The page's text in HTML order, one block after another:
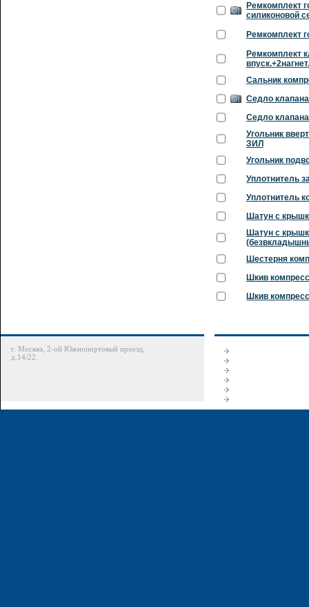
Ремкомплект
силиконовой
Ремкомплект
Ремкомплект
Сальник
Седло
Седло клапана
Угольник
ЗИЛ
Угольник
Уплотнитель
Уплотнитель
Шатун с
Шатун с
Шестерня
Шкив
Шкив
г. Москва, 2-ой Южнопортовый проезд,
д.14/22.